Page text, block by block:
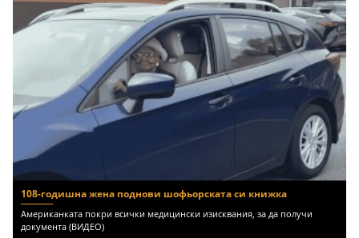
108-годишна жена поднови шофьорската си книжка
Американката покри всички медицински изисквания, за да получи
документа (ВИДЕО)